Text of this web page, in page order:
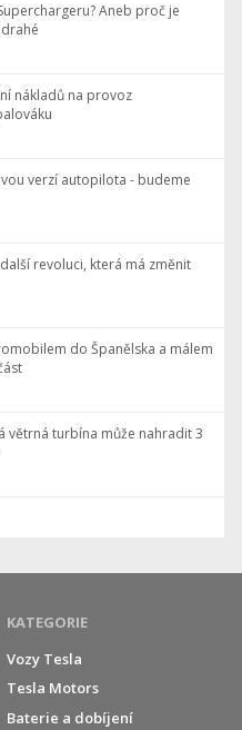
Aneb proč je
nákladů na provoz
verzí autopilota - budeme
revoluci, která má změnit
do Španělska a málem
větrná turbína může nahradit 3
KATEGORIE
Vozy Tesla
Tesla Motors
Baterie a dobíjení